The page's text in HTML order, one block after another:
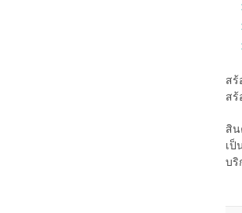
สร้
สร้
สิน
เป็
บริ